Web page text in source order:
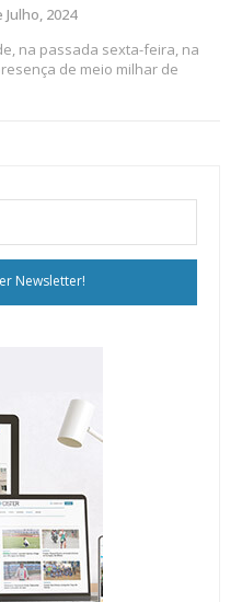
Julho, 2024
na passada sexta-feira, na
de meio milhar de
Newsletter!